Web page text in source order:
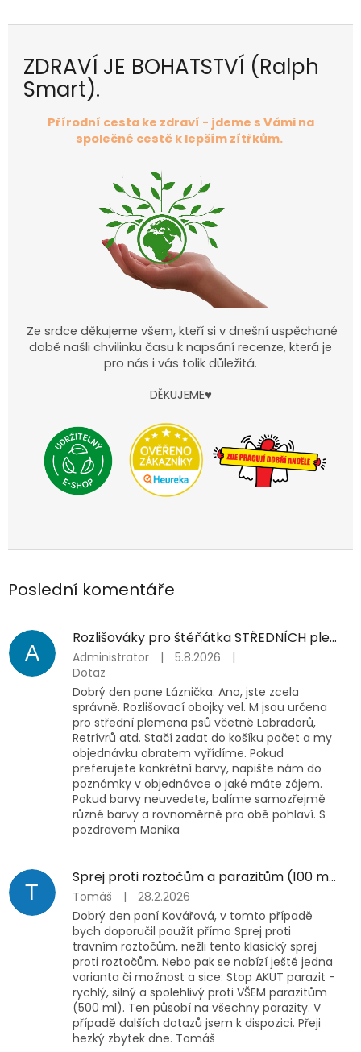
ZDRAVÍ JE BOHATSTVÍ (Ralph
Smart).
Přírodní cesta ke zdraví - jdeme s Vámi na
společné cestě k lepším zítřkům.
Ze srdce děkujeme všem, kteří si v dnešní uspěchané
době našli chvilinku času k napsání recenze, která je
pro nás i vás tolik důležitá.
DĚKUJEME♥
Poslední komentáře
A
Rozlišováky pro štěňátka STŘEDNÍCH plemen (vel. M)
Administrator | 5.8.2026
|
Dotaz
Dobrý den pane Láznička. Ano, jste zcela
správně. Rozlišovací obojky vel. M jsou určena
pro střední plemena psů včetně Labradorů,
Retrívrů atd. Stačí zadat do košíku počet a my
objednávku obratem vyřídíme. Pokud
preferujete konkrétní barvy, napište nám do
poznámky v objednávce o jaké máte zájem.
Pokud barvy neuvedete, balíme samozřejmě
různé barvy a rovnoměrně pro obě pohlaví. S
pozdravem Monika
T
Sprej proti roztočům a parazitům (100 ml - 500 ml)
Tomáš |
28.2.2026
Dobrý den paní Kovářová, v tomto případě
bych doporučil použít přímo Sprej proti
travním roztočům, nežli tento klasický sprej
proti roztočům. Nebo pak se nabízí ještě jedna
varianta či možnost a sice: Stop AKUT parazit -
rychlý, silný a spolehlivý proti VŠEM parazitům
(500 ml). Ten působí na všechny parazity. V
případě dalších dotazů jsem k dispozici. Přeji
hezký zbytek dne. Tomáš